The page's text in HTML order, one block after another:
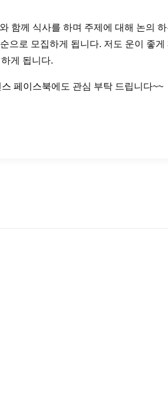
함께 식사를 하며 주제에 대해 논의
으로 모집하게 됩니다. 저도 운이 좋
게 됩니다.
페이스북에도 관심 부탁 드립니다~~